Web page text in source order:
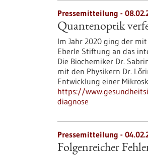
Pressemitteilung -
Quantenoptik
Im Jahr 2020 ging der
Eberle Stiftung an das
Die Biochemiker Dr.
mit den Physikern Dr.
Entwicklung einer
https://
diagnose
Pressemitteilung -
Folgenreicher